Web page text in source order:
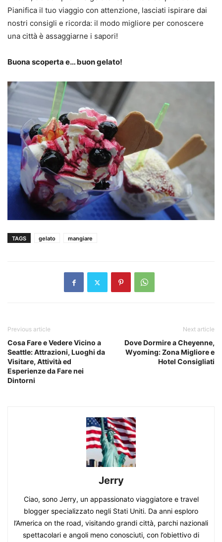
Pianifica il tuo viaggio con attenzione, lasciati ispirare dai
nostri consigli e ricorda: il modo migliore per conoscere
una città è assaggiarne i sapori!
Buona scoperta e… buon gelato!
TAGS gelato mangiare
Previous article
Cosa Fare e Vedere Vicino a
Seattle: Attrazioni, Luoghi da
Visitare, Attività ed
Esperienze da Fare nei
Dintorni
Next article
Dove Dormire a Cheyenne,
Wyoming: Zona Migliore e
Hotel Consigliati
Jerry
Ciao, sono Jerry, un appassionato viaggiatore e travel
blogger specializzato negli Stati Uniti. Da anni esploro
l’America on the road, visitando grandi città, parchi nazionali
spettacolari e angoli meno conosciuti, con l’obiettivo di